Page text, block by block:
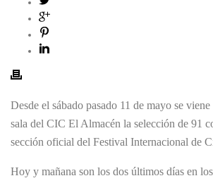
Desde el sábado pasado 11 de mayo se
sala del CIC El Almacén la selección de 91
sección oficial del Festival Internacional de
Hoy y mañana son los dos últimos días en